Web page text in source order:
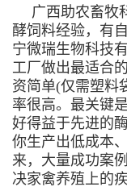
广西助农畜牧
酵饲料经验，有
宁微瑞生物科技
工厂做出最适合
资简单(仅需塑料
率很高。最关键
好得益于先进的
你生产出低成本
来，大量成功案
决家禽养殖上的